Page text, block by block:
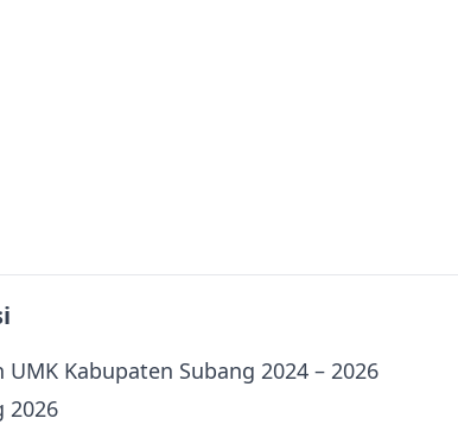
Kabupaten Subang 2024 – 2026
2026